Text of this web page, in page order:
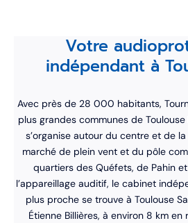
Votre
indépendant à
Avec près de 28 000 habitants,
plus grandes communes de
s’organise autour du centre et de
marché de plein vent et du pôle
quartiers des Quéfets, de Pahin
l’appareillage auditif, le cabinet
plus proche se trouve à Toulouse
Étienne Billières, à environ 8 km